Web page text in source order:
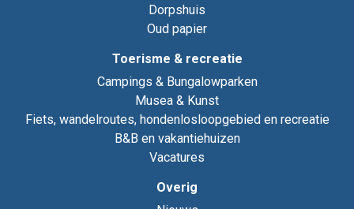
Dorpshuis
Oud papier
Toerisme & recreatie
Campings & Bungalowparken
Musea & Kunst
Fiets, wandelroutes, hondenlosloopgebied en recreatie
B&B en vakantiehuizen
Vacatures
Overig